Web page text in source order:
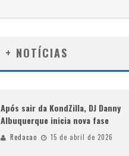
+ NOTÍCIAS
Após sair da KondZilla, DJ Danny
Albuquerque inicia nova fase
Redacao 15 de abril de 2026